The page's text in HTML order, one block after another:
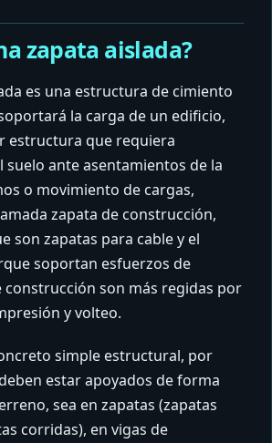
zapata aislada?
es una estructura de cimiento
la carga de un edificio,
estructura que requiera
suelo ante asentamientos de la
o movimiento de cargas,
zapata de construcción,
son zapatas para cable y el
soportan esfuerzos de
construcción son más regidas por
y volteo.
simple estructural, por
estar apoyados de forma
sea en zapatas (zapatas
corridas), en vigas de